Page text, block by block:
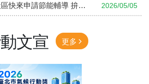
申請節能輔導 拚節電抽獎金 2026/05/05
文宣 更多